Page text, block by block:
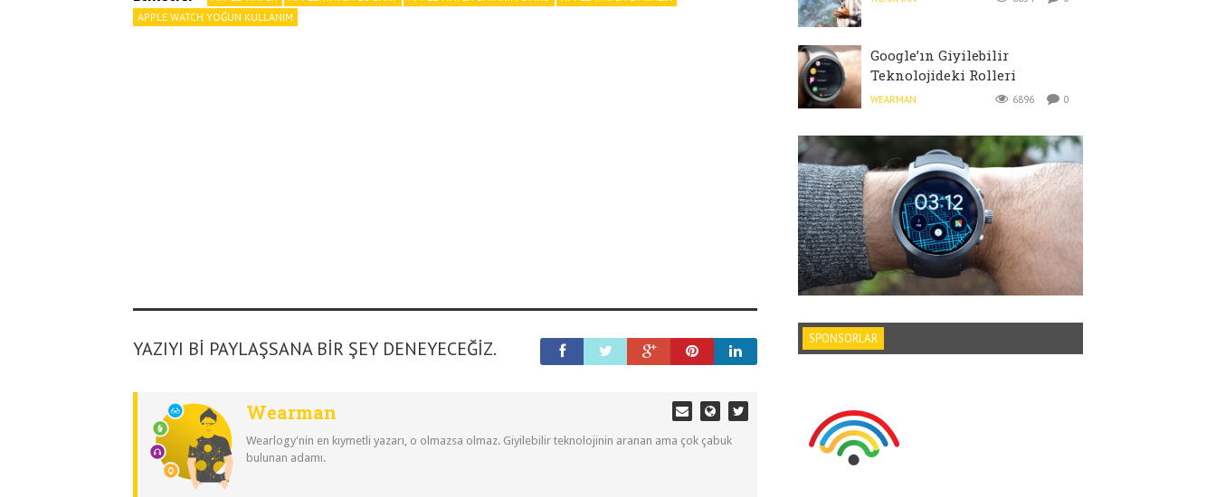
APPLE WATCH YOĞUN KULLANIM
YAZIYI BI PAYLAŞSANA BIR ŞEY DENEYECEĞIZ.
Wearman
Wearlogy'nin en kıymetli yazarı, o olmazsa olmaz. Giyilebilir teknolojinin aranan ama çok çabuk
bulunan adamı.
Google’ın Giyilebilir
Teknolojideki Rolleri
WEARMAN 6896 0
SPONSORLAR